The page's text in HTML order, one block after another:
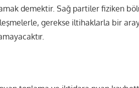
demektir. Sağ partiler fiziken
gerekse iltihaklarla bir